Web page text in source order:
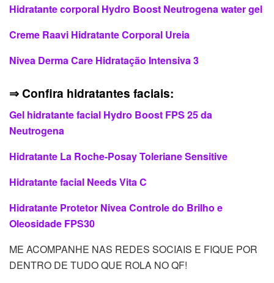
Hidratante corporal Hydro Boost Neutrogena water gel
Creme Raavi Hidratante Corporal Ureia
Nivea Derma Care Hidratação Intensiva 3
⇒ Confira hidratantes faciais:
Gel hidratante facial Hydro Boost FPS 25 da
Neutrogena
Hidratante La Roche-Posay Toleriane Sensitive
Hidratante facial Needs Vita C
Hidratante Protetor Nivea Controle do Brilho e
Oleosidade FPS30
ME ACOMPANHE NAS REDES SOCIAIS E FIQUE POR
DENTRO DE TUDO QUE ROLA NO QF!